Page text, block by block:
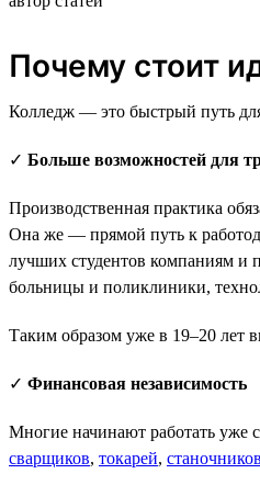
Почему стоит
Колледж — это быстрый путь
✓ Больше возможностей для
Производственная практика
Она же — прямой путь к
лучших студентов компаниям и
больницы и поликлиники,
Таким образом уже в 19–20 лет
✓ Финансовая независимость
Многие начинают работать уже
сварщиков, токарей, станочников